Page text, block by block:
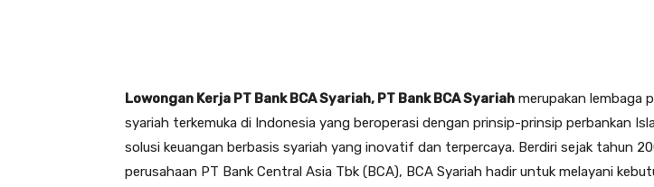
Lowongan Kerja PT Bank BCA Syariah, PT Bank BCA Syariah merupakan lembaga
syariah terkemuka di Indonesia yang beroperasi dengan prinsip-prinsip perbankan
solusi keuangan berbasis syariah yang inovatif dan terpercaya. Berdiri sejak tahun
perusahaan PT Bank Central Asia Tbk (BCA), BCA Syariah hadir untuk melayani